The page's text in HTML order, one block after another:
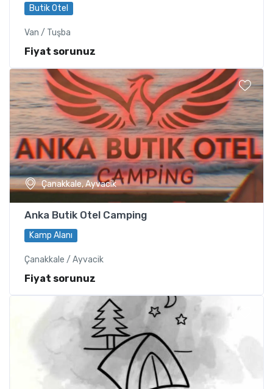
Butik Otel
Van / Tuşba
Fiyat sorunuz
Çanakkale, Ayvacik
Anka Butik Otel Camping
Kamp Alanı
Çanakkale / Ayvacik
Fiyat sorunuz